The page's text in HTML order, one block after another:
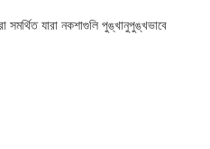
যারা নকশাগুলি পুঙ্খানুপুঙ্খভাবে